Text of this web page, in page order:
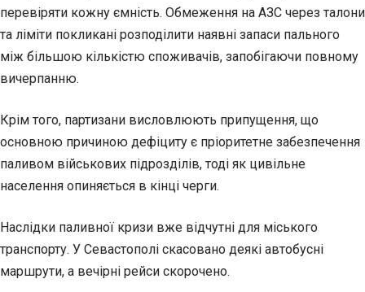
перевіряти кожну ємність. Обмеження на АЗС через талони
та ліміти покликані розподілити наявні запаси пального
між більшою кількістю споживачів, запобігаючи повному
вичерпанню.
Крім того, партизани висловлюють припущення, що
основною причиною дефіциту є пріоритетне забезпечення
паливом військових підрозділів, тоді як цивільне
населення опиняється в кінці черги.
Наслідки паливної кризи вже відчутні для міського
транспорту. У Севастополі скасовано деякі автобусні
маршрути, а вечірні рейси скорочено.